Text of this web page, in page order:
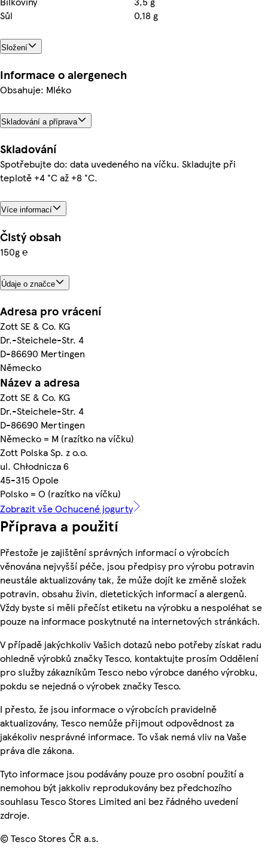
Sůl
0,18 g
Složení
Informace o alergenech
Obsahuje: Mléko
Skladování a příprava
Skladování
Spotřebujte do: data uvedeného na víčku. Skladujte při
teplotě +4 °C až +8 °C.
Více informací
Čistý obsah
150g ℮
Údaje o značce
Adresa pro vrácení
Zott SE & Co. KG
Dr.-Steichele-Str. 4
D-86690 Mertingen
Německo
Název a adresa
Zott SE & Co. KG
Dr.-Steichele-Str. 4
D-86690 Mertingen
Německo = M (razítko na víčku)
Zott Polska Sp. z o.o.
ul. Chłodnicza 6
45-315 Opole
Polsko = O (razítko na víčku)
Zobrazit vše Ochucené jogurty
Příprava a použití
Přestože je zajištění správných informací o výrobcích
věnována nejvyšší péče, jsou předpisy pro výrobu potravin
neustále aktualizovány tak, že může dojít ke změně složek
potravin, obsahu živin, dietetických informací a alergenů.
Vždy byste si měli přečíst etiketu na výrobku a nespoléhat se
pouze na informace poskytnuté na internetových stránkách.
V případě jakýchkoliv Vašich dotazů nebo potřeby získat radu
ohledně výrobků značky Tesco, kontaktujte prosím Oddělení
pro služby zákazníkům Tesco nebo výrobce daného výrobku,
pokdu se nejedná o výrobek značky Tesco.
I přesto, že jsou informace o výrobcích pravidelně
aktualizovány, Tesco nemůže přijmout odpovědnost za
jakékoliv nesprávné informace. To však nemá vliv na Vaše
práva dle zákona.
Tyto informace jsou podávány pouze pro osobní použití a
nemohou být jakkoliv reprodukovány bez předchozího
souhlasu Tesco Stores Limited ani bez řádného uvedení
zdroje.
© Tesco Stores ČR a.s.